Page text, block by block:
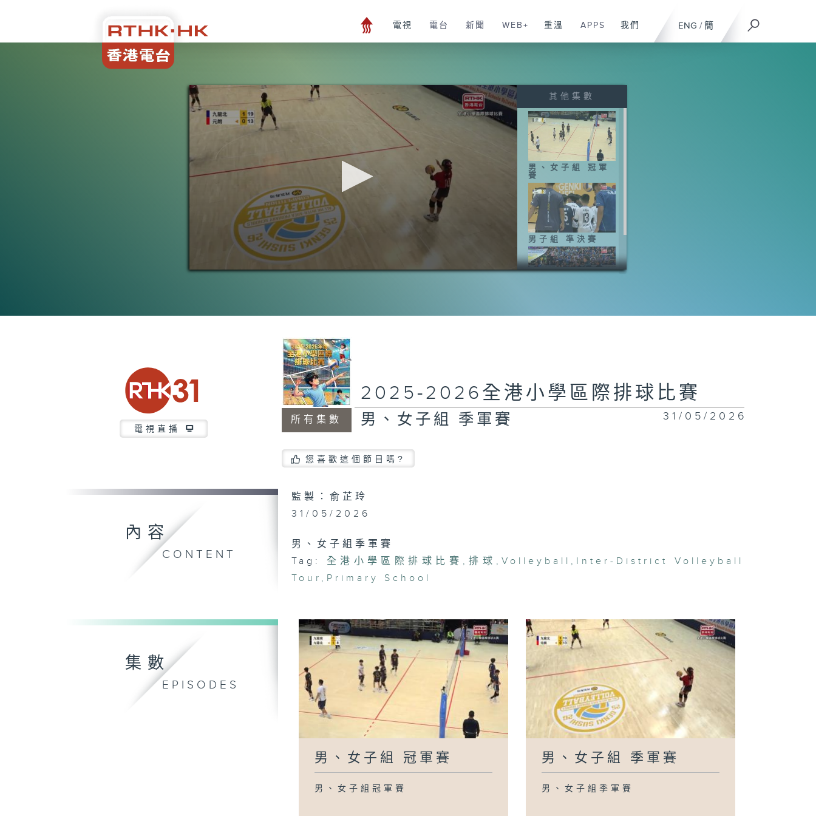
ENG / 簡
電視 電台 新聞 WEB+ 重溫 APPS 我們
0
其他集數
男、女子組 冠軍
賽
男子組 準決賽
電視直播
所有集數
2025-2026全港小學區際排球比賽
男、女子組 季軍賽 31/05/2026
您喜歡這個節目嗎?
內容
CONTENT
監製：俞芷玲
31/05/2026
男、女子組季軍賽
Tag:
全港小學區際排球比賽 , 排球 ,Volleyball , Inter-District Volleyball
Tour , Primary School
集數
EPISODES
男、女子組 冠軍賽
男、女子組冠軍賽
男、女子組 季軍賽
男、女子組季軍賽